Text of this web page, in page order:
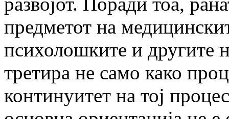
предметот на
психолошките и другите
третира не само како
континуитет на тој